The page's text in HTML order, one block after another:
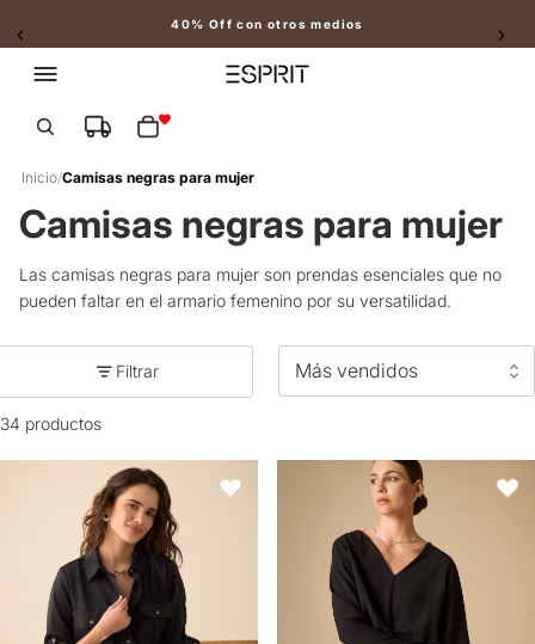
40% Off con otros medios
Slide 2 of 2
Inicio/Camisas negras para mujer
Camisas negras para mujer
Las camisas negras para mujer son prendas esenciales que no
pueden faltar en el armario femenino por su versatilidad.
Filtrar
34 productos
Camisa clásica manga larga para mujer - Negro
Favoritos
Camisa manga corta cuello en